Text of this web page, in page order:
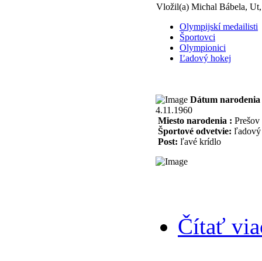
Vložil(a) Michal Bábela,
Olympijskí medailisti
Športovci
Olympionici
Ľadový hokej
Dátum narodenia
4.11.1960
Miesto narodenia : Prešov
Športové odvetvie: ľadový
Post: ľavé krídlo
Čítať